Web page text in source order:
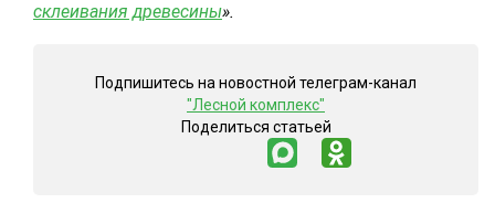
склеивания древесины».
Подпишитесь на новостной телеграм-канал
"Лесной комплекс"
Поделиться статьей